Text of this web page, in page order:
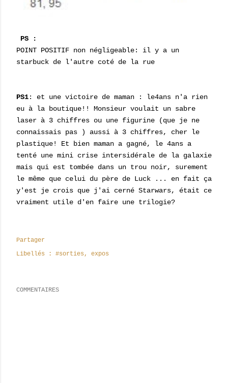
PS :
POINT POSITIF non négligeable: il y a un
starbuck de l'autre coté de la rue
PS1: et une victoire de maman : le4ans n'a rien
eu à la boutique!! Monsieur voulait un sabre
laser à 3 chiffres ou une figurine (que je ne
connaissais pas ) aussi à 3 chiffres, cher le
plastique! Et bien maman a gagné, le 4ans a
tenté une mini crise intersidérale de la galaxie
mais qui est tombée dans un trou noir, surement
le même que celui du père de Luck ... en fait ça
y'est je crois que j'ai cerné Starwars, était ce
vraiment utile d'en faire une trilogie?
Partager
Libellés :
#sorties expos
COMMENTAIRES